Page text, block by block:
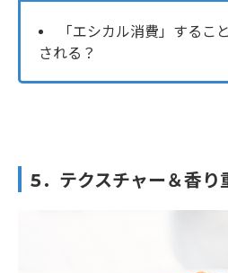
「エシカル消費」するこ
される？
5．テクスチャー＆香り